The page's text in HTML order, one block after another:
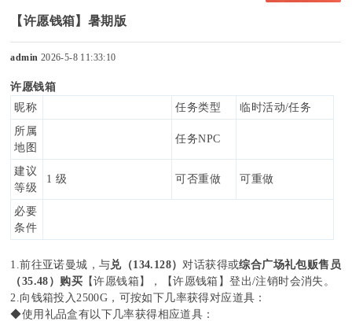
Di
sc
uz
›
【许愿钱箱】暑期版
admin 2026-5-8 11:33:10
许愿钱箱
昵称
任务类型 临时活动/任务
所属
地图
任务NPC
建议
等级
1 级 可否重做 可重做
必要
条件
1.前往亚诺曼城，与兑（134.128）对话获得或综合广场礼包贩售员
（35.48）购买 【许愿钱箱】，【许愿钱箱】登出/注销时会消失。
2.向钱箱投入2500G，可按如下几率获得对应道具：
◆使用礼品盒有以下几率获得相应道具：